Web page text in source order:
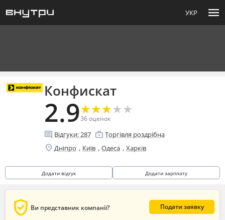
УКР menu
Конфискат
2.9★
★★
★★
★★
★★
★
36оценок
comment Відгуки:287 enterprise Торгівля роздрібна
location_on Дніпро , Київ , Одеса , Харків
Додати відгук Додати зарплату
verified_user Ви представник компанії? Подати заявку